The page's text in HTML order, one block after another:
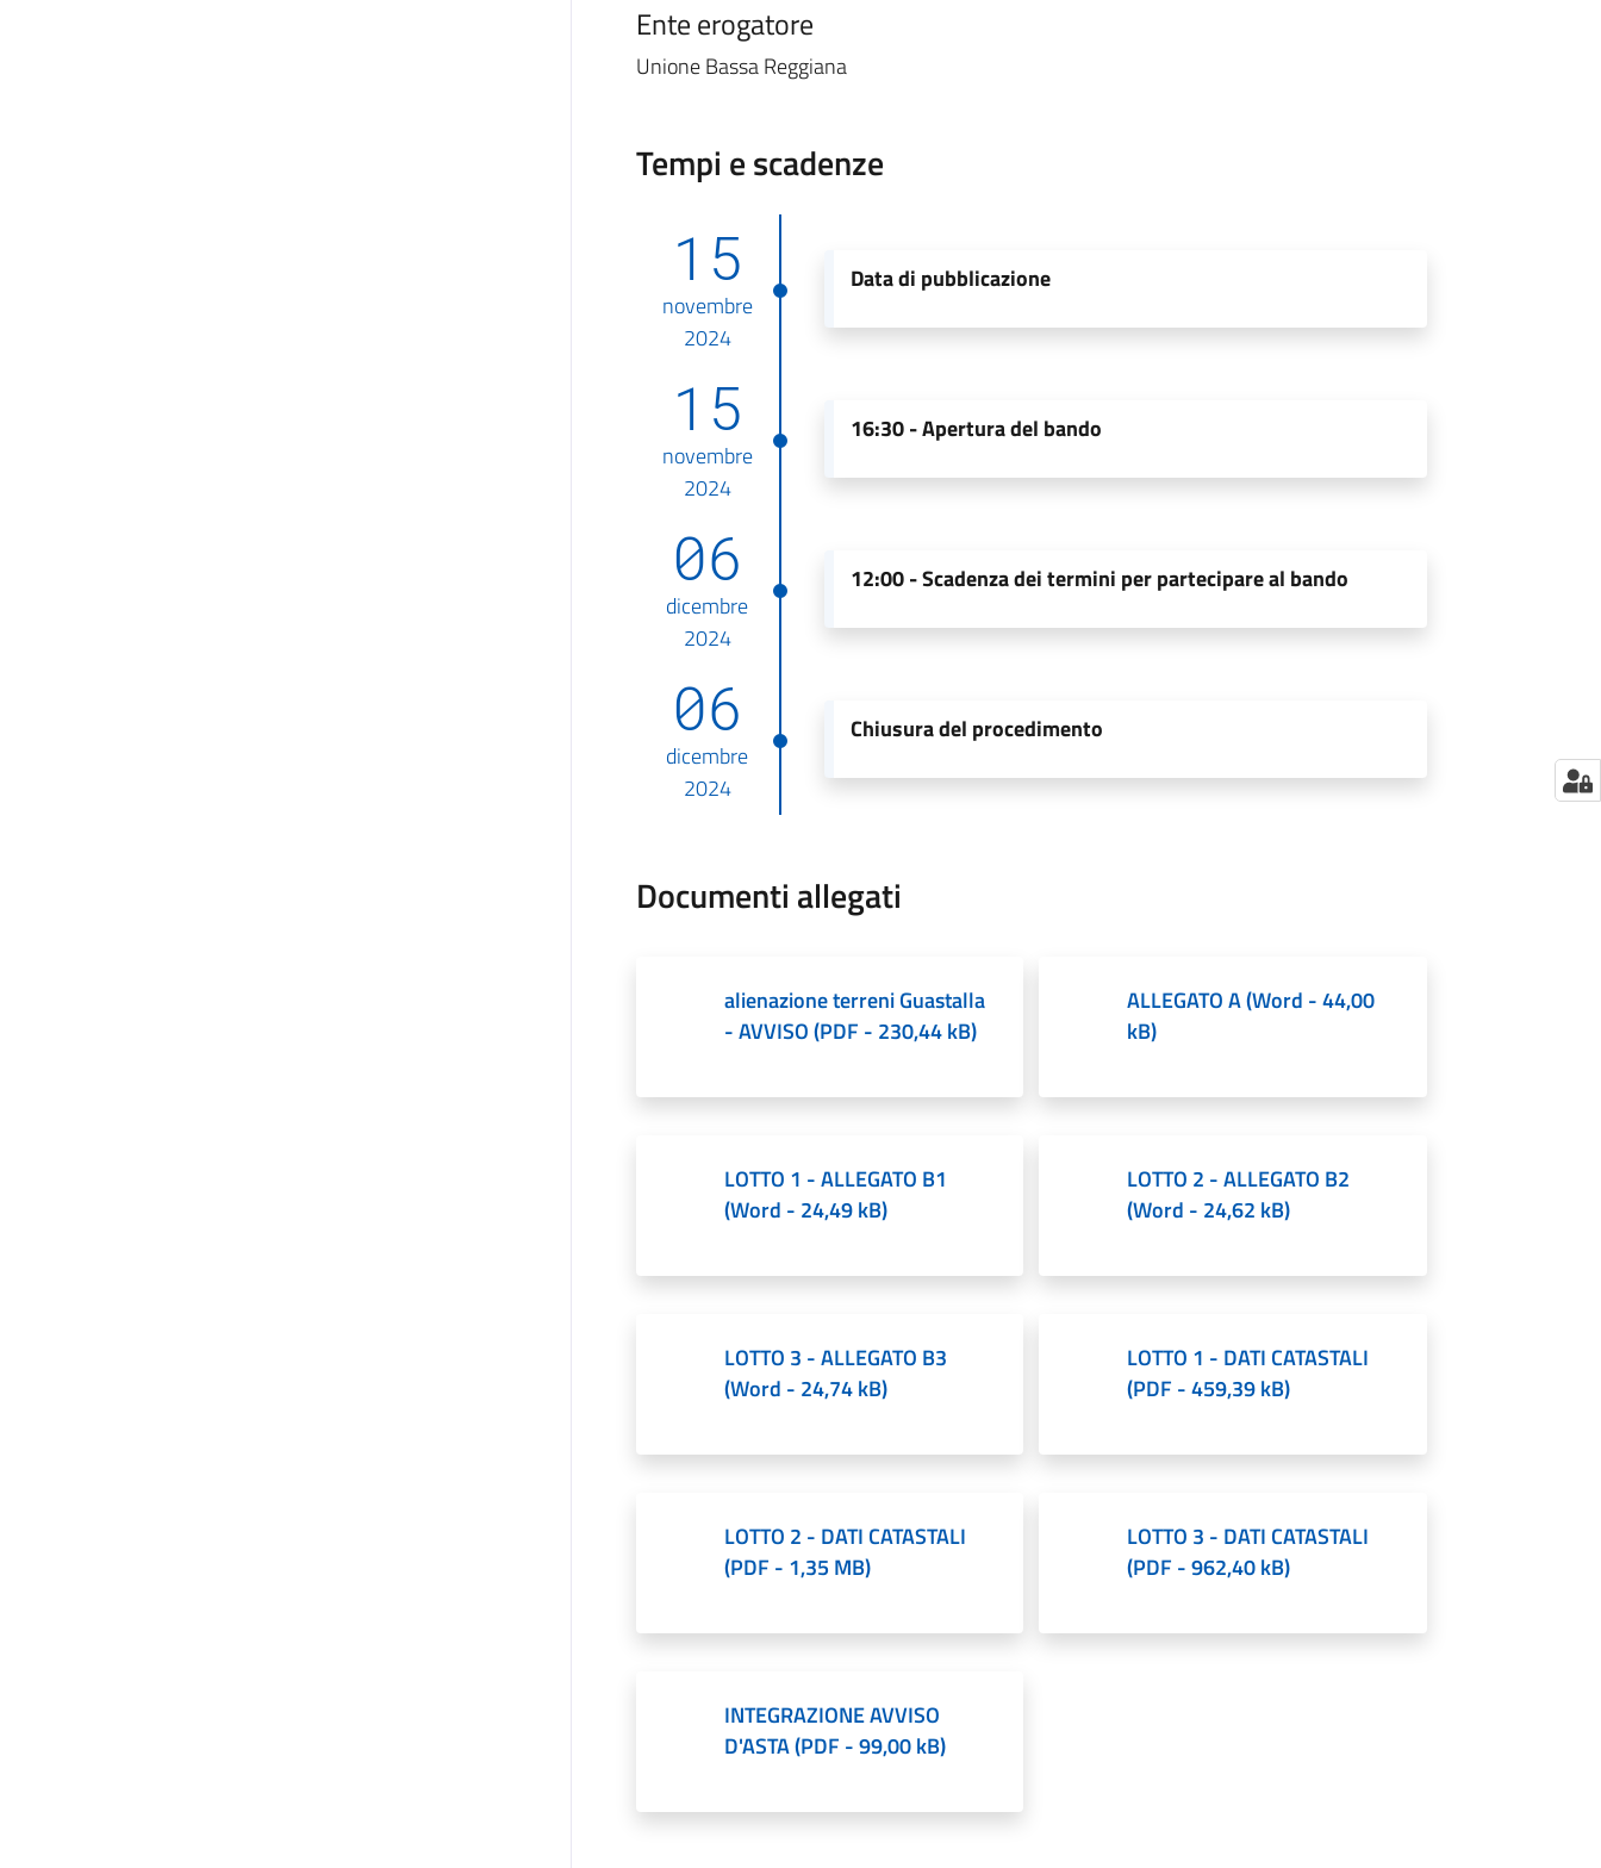
Ente erogatore
Unione Bassa Reggiana
Tempi e scadenze
15
novembre
2024
Data di pubblicazione
15
novembre
2024
16:30 -Apertura del bando
06
dicembre
2024
12:00 -Scadenza dei termini per partecipare al bando
06
dicembre
2024
Chiusura del procedimento
Documenti allegati
alienazione terreni Guastalla
- AVVISO(PDF - 230,44 kB)
ALLEGATO A(Word - 44,00
kB)
LOTTO 1 - ALLEGATO B1
(Word - 24,49 kB)
LOTTO 2 - ALLEGATO B2
(Word - 24,62 kB)
LOTTO 3 - ALLEGATO B3
(Word - 24,74 kB)
LOTTO 1 - DATI CATASTALI
(PDF - 459,39 kB)
LOTTO 2 - DATI CATASTALI
(PDF - 1,35 MB)
LOTTO 3 - DATI CATASTALI
(PDF - 962,40 kB)
INTEGRAZIONE AVVISO
D'ASTA(PDF -99,00 kB)